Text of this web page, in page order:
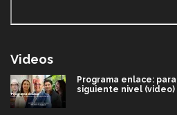
Videos
Programa enlace:
siguiente nivel (video)